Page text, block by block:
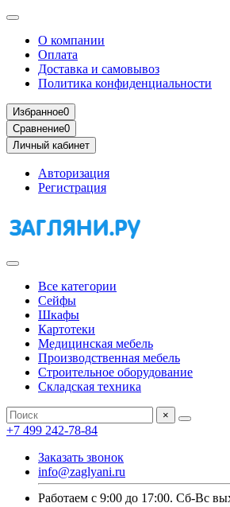
О компании
Оплата
Доставка и самовывоз
Политика конфиденциальности
Избранное0
Сравнение0
Личный кабинет
Авторизация
Регистрация
Все категории
Сейфы
Шкафы
Картотеки
Медицинская мебель
Производственная мебель
Строительное оборудование
Складская техника
×
+7 499 242-78-84
Заказать звонок
info@zaglyani.ru
Работаем с 9:00 до 17:00. Сб-Вс